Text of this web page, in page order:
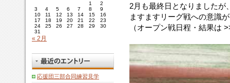
2月も最終日となりましたが
ますますリーグ戦への意識
（オープン戦日程・結果は
1
2
3
4 5 6 7 8
9
10
11 12 13 14 15
16
17
18 19 20 21 22
23
24
25 26 27 28 29
30
31
« 2月
応援団三部合同練習見学